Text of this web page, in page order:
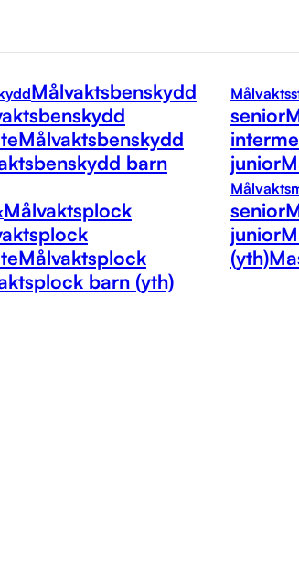
Målvaktsbenskydd
Målvaktsbenskydd
barn
Målvaktsplock
Målvaktsplock
barn (yth)
senior
junior
senior
junior
(yth)